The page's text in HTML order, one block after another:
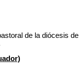
de la diócesis